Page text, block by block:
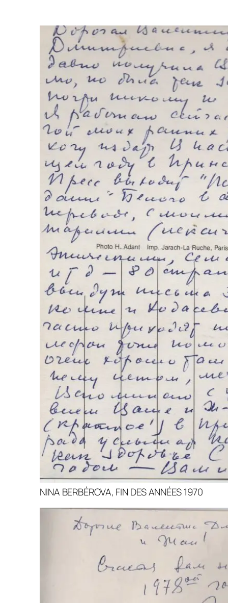
NINA BERBÉROVA, FIN DES ANNÉES 1970